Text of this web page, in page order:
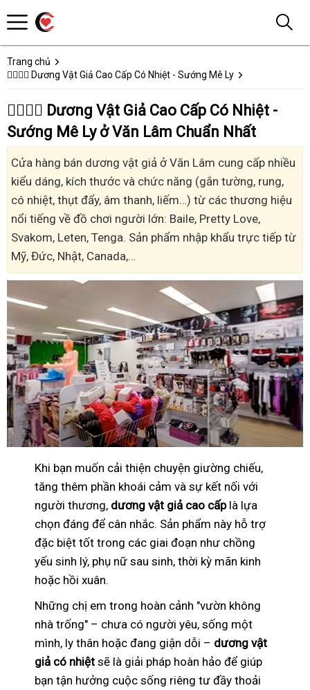
Trang chủ
👩‍❤️‍💋‍👨 Dương Vật Giả Cao Cấp Có Nhiệt - Sướng Mê Ly
👩‍❤️‍💋‍👨 Dương Vật Giả Cao Cấp Có Nhiệt -
Sướng Mê Ly ở Văn Lâm Chuẩn Nhất
Cửa hàng bán dương vật giả ở Văn Lâm cung cấp nhiều
kiểu dáng, kích thước và chức năng (gắn tường, rung,
có nhiệt, thụt đẩy, âm thanh, liếm…) từ các thương hiệu
nổi tiếng về đồ chơi người lớn: Baile, Pretty Love,
Svakom, Leten, Tenga. Sản phẩm nhập khẩu trực tiếp từ
Mỹ, Đức, Nhật, Canada,…
Khi bạn muốn cải thiện chuyện giường chiếu,
tăng thêm phần khoái cảm và sự kết nối với
người thương, dương vật giả cao cấplà lựa
chọn đáng để cân nhắc. Sản phẩm này hỗ trợ
đặc biệt tốt trong các giai đoạn như chồng
yếu sinh lý, phụ nữ sau sinh, thời kỳ mãn kinh
hoặc hồi xuân.
Những chị em trong hoàn cảnh "vườn không
nhà trống" – chưa có người yêu, sống một
mình, ly thân hoặc đang giận dỗi – dương vật
giả có nhiệt sẽ là giải pháp hoàn hảo để giúp
bạn tận hưởng cuộc sống riêng tư đầy thoải